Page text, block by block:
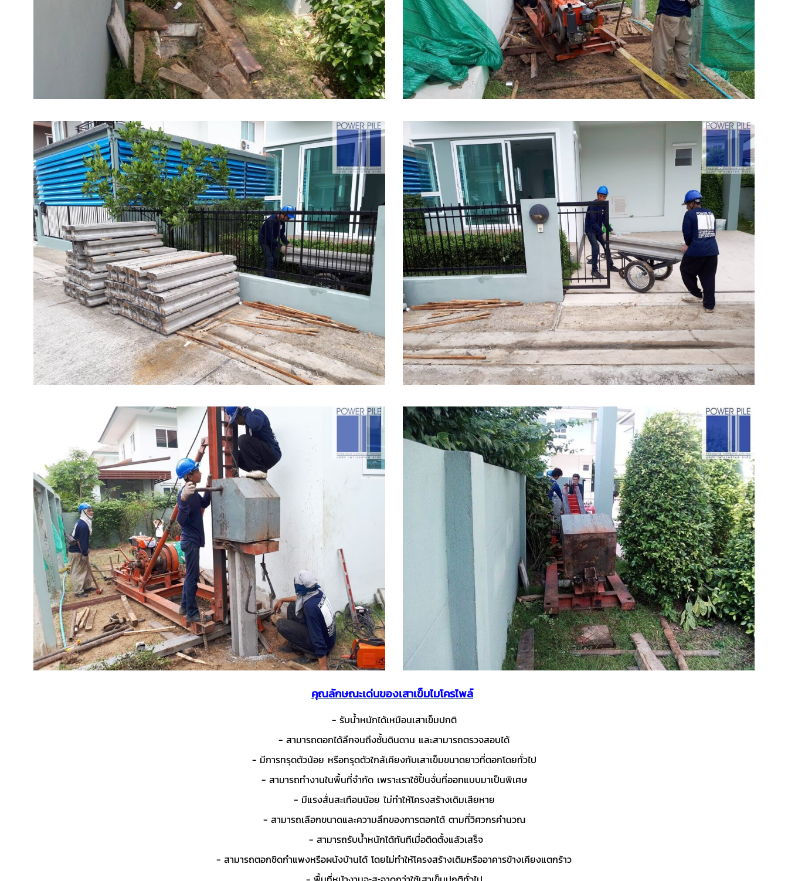
คุณลักษณะเด่นของเสาเข็มไมโครไพล์
- รับน้ำหนักได้เหมือนเสาเข็มปกติ
- สามารถตอกได้ลึกจนถึงชั้นดินดาน และสามารถตรวจสอบได้
- มีการทรุดตัวน้อย หรือทรุดตัวใกล้เคียงกับเสาเข็มขนาดยาวที่ตอกโดยทั่วไป
- สามารถทำงานในพื้นที่จำกัด เพราะเราใช้ปั้นจั่นที่ออกแบบมาเป็นพิเศษ
- มีแรงสั่นสะเทือนน้อย ไม่ทำให้โครงสร้างเดิมเสียหาย
- สามารถเลือกขนาดและความลึกของการตอกได้ ตามที่วิศวกรคำนวณ
- สามารถรับน้ำหนักได้ทันทีเมื่อติดตั้งแล้วเสร็จ
- สามารถตอกชิดกำแพงหรือผนังบ้านได้ โดยไม่ทำให้โครงสร้างเดิมหรืออาคารข้างเคียงแตกร้าว